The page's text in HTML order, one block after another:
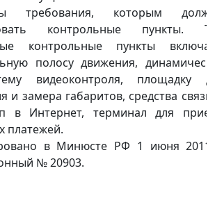
требования, которым
контрольные пункты.
контрольные пункты
полосу движения,
видеоконтроля, площадку
и замера габаритов, средства
в Интернет, терминал для
платежей.
в Минюсте РФ 1 июня 2011
№ 20903.